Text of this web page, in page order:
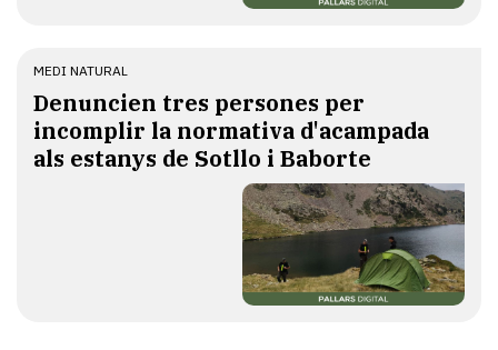
MEDI NATURAL
Denuncien tres persones per
incomplir la normativa d'acampada
als estanys de Sotllo i Baborte